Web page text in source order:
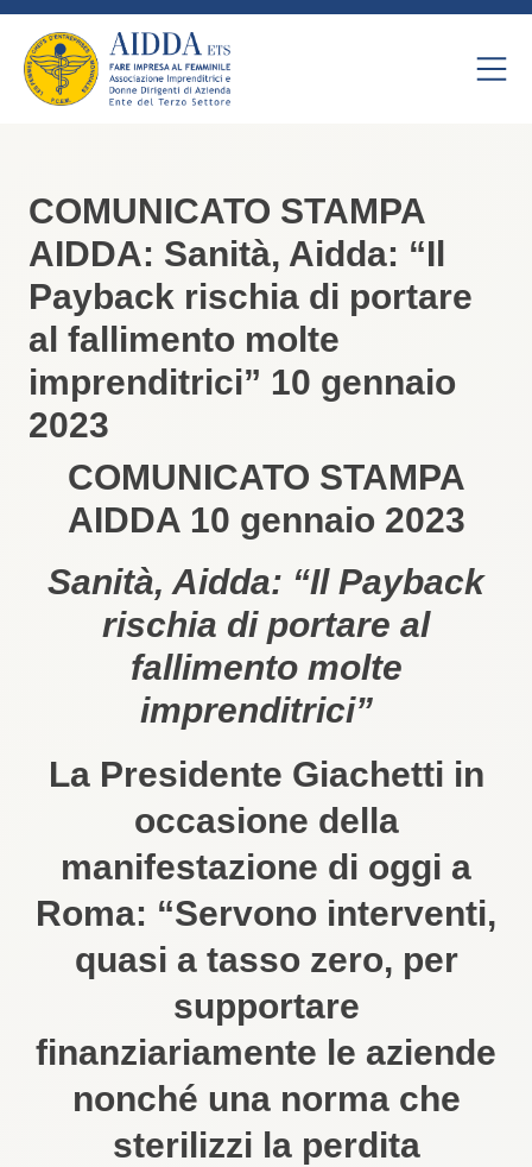
COMUNICATO STAMPA
AIDDA: Sanità, Aidda: “Il
Payback rischia di portare
al fallimento molte
imprenditrici” 10 gennaio
2023
COMUNICATO STAMPA
AIDDA 10 gennaio 2023
Sanità, Aidda: “Il Payback
rischia di portare al
fallimento molte
imprenditrici”
La Presidente Giachetti in
occasione della
manifestazione di oggi a
Roma: “Servono interventi,
quasi a tasso zero, per
supportare
finanziariamente le aziende
nonché una norma che
sterilizzi la perdita